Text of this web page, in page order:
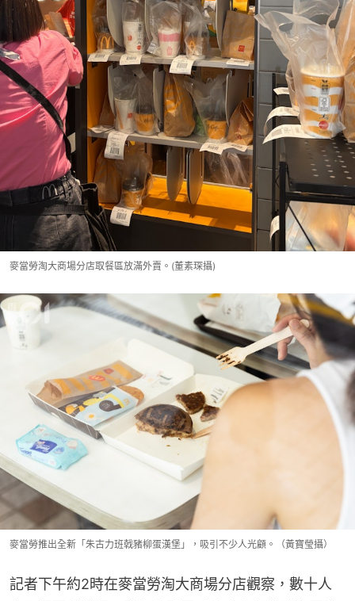
麥當勞淘大商場分店取餐區放滿外賣。(董素琛攝)
麥當勞推出全新「朱古力班戟豬柳蛋漢堡」，吸引不少人光顧。（黃寶瑩攝）
記者下午約2時在麥當勞淘大商場分店觀察，數十人